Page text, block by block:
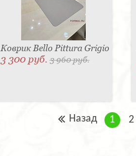
Коврик Bello Pittura Grigio
3 300 руб.3 960 руб.
Назад 1 2